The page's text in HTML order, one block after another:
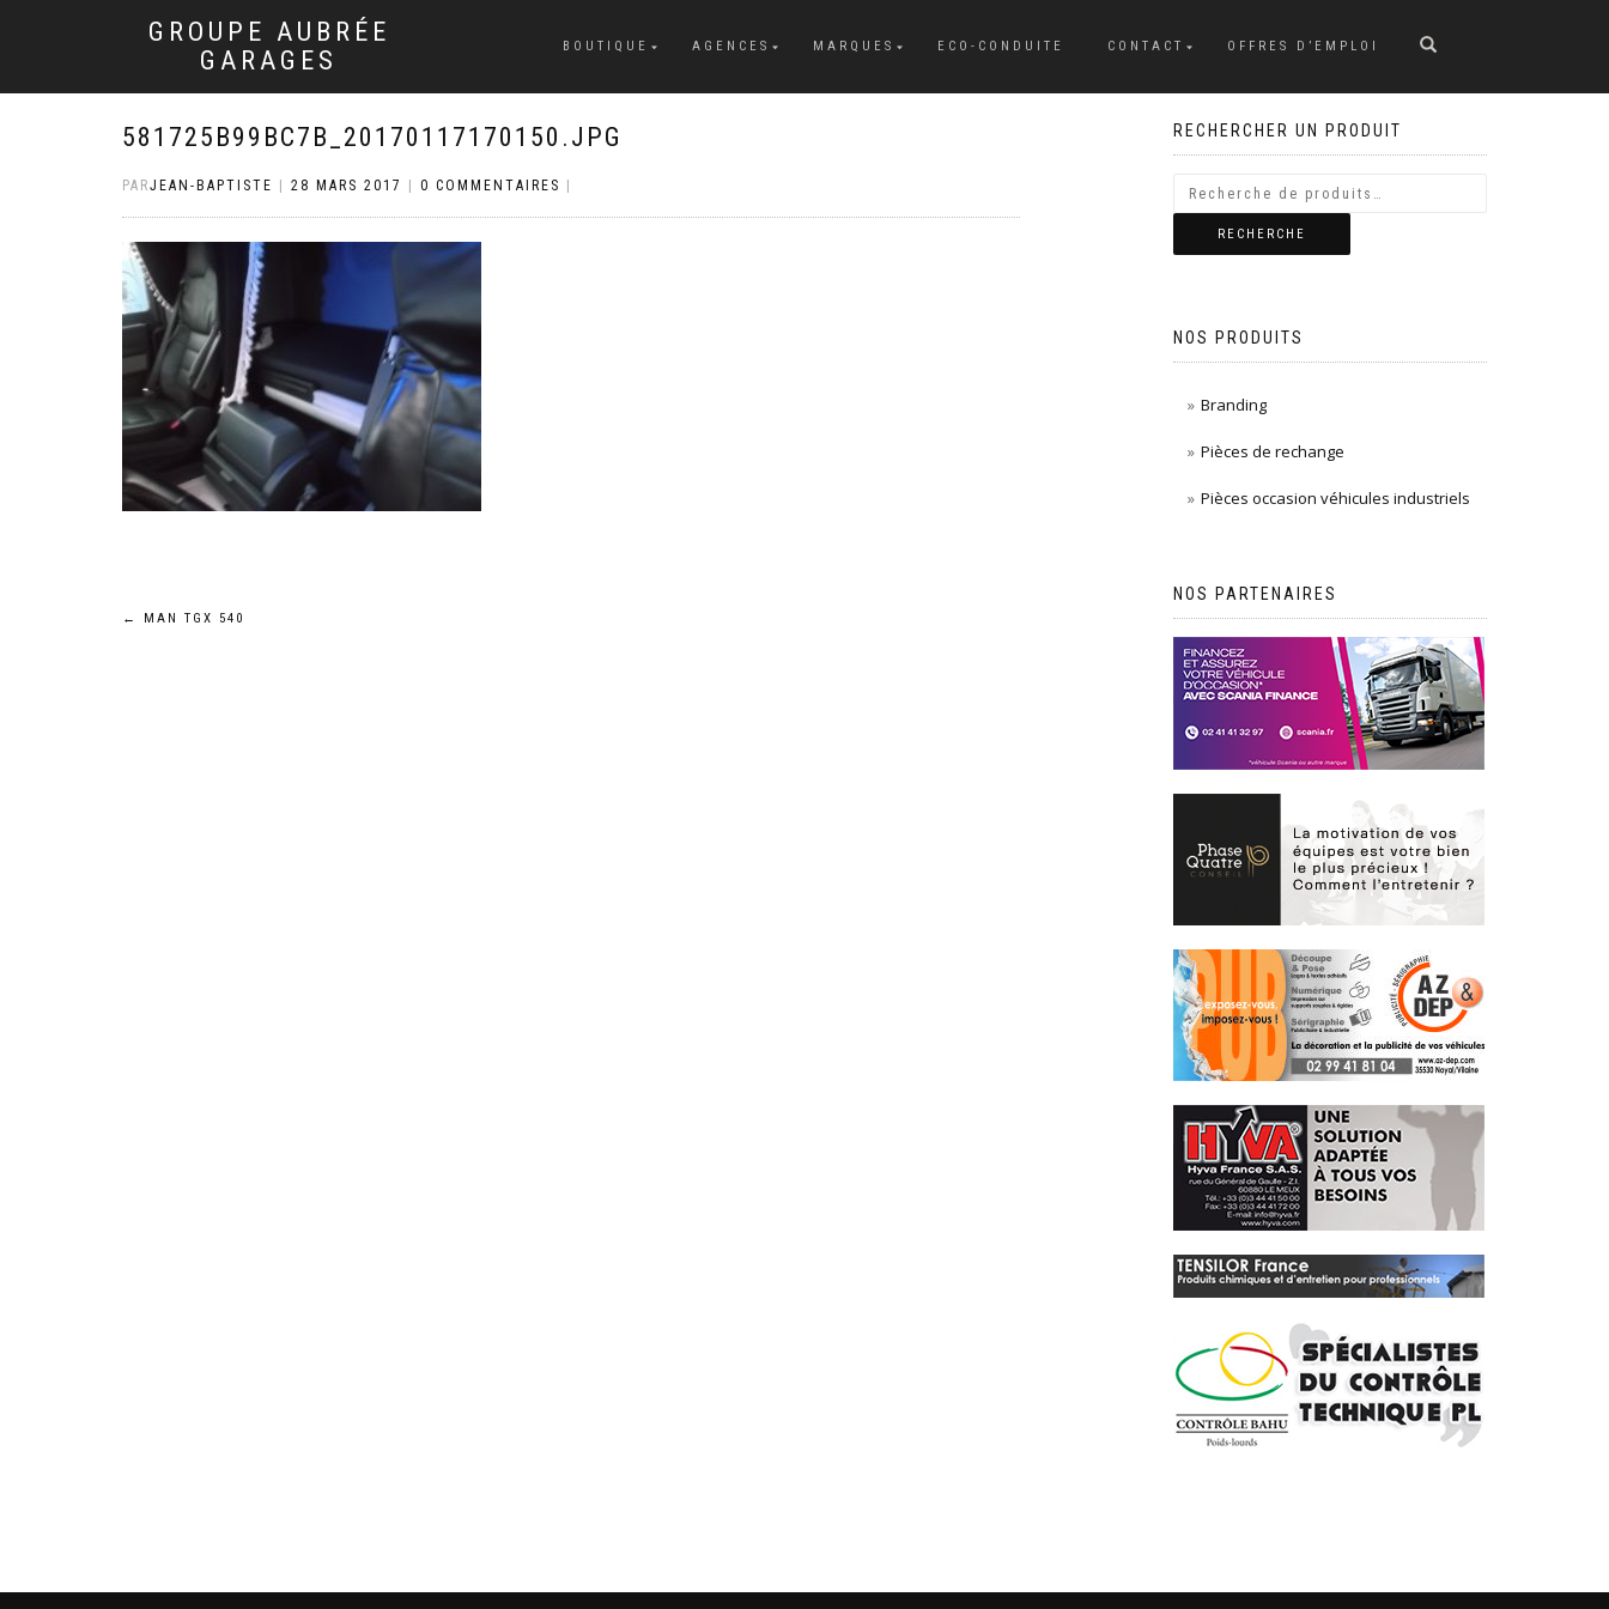
GROUPE AUBRÉE
GARAGES
BOUTIQUE AGENCES MARQUES ECO-CONDUITE CONTACT OFFRES D’EMPLOI
581725B99BC7B_20170117170150.JPG
PARJEAN-BAPTISTE 28 MARS 2017 0 COMMENTAIRES
Navigation
← MAN TGX 540
RECHERCHER UN PRODUIT
RECHERCHE
NOS PRODUITS
Branding
Pièces de rechange
Pièces occasion véhicules industriels
NOS PARTENAIRES